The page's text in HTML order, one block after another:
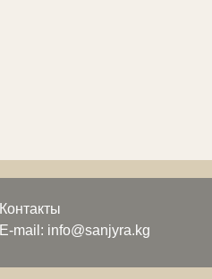
Контакты
E-mail: info@sanjyra.kg